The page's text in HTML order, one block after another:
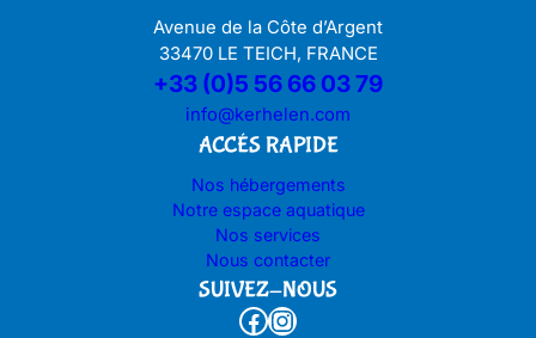
Avenue de la Côte d’Argent
33470 LE TEICH, FRANCE
+33 (0)5 56 66 03 79
info@kerhelen.com
ACCÉS RAPIDE
Nos hébergements
Notre espace aquatique
Nos services
Nous contacter
SUIVEZ-NOUS
Facebook Instagram